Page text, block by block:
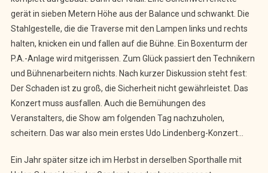
gerät in sieben Metern Höhe aus der Balance und schwankt. Die
Stahlgestelle, die die Traverse mit den Lampen links und rechts
halten, knicken ein und fallen auf die Bühne. Ein Boxenturm der
P.A.-Anlage wird mitgerissen. Zum Glück passiert den Technikern
und Bühnenarbeitern nichts. Nach kurzer Diskussion steht fest:
Der Schaden ist zu groß, die Sicherheit nicht gewährleistet. Das
Konzert muss ausfallen. Auch die Bemühungen des
Veranstalters, die Show am folgenden Tag nachzuholen,
scheitern. Das war also mein erstes Udo Lindenberg-Konzert…
Ein Jahr später sitze ich im Herbst in derselben Sporthalle mit